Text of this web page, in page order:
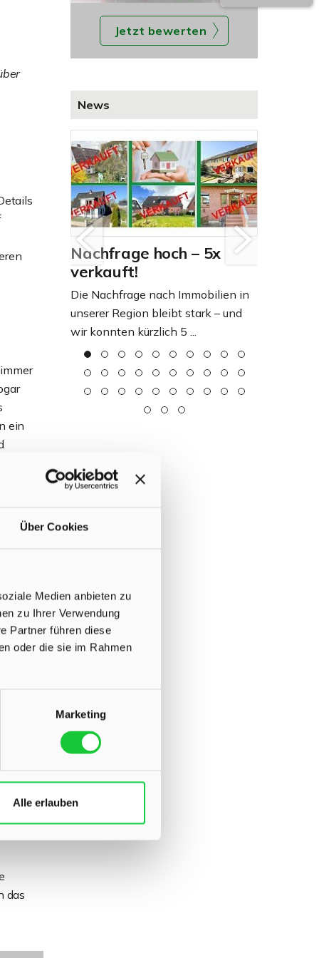
Über Cookies
Medien anbieten zu
zu Ihrer Verwendung
Partner führen diese
oder die sie im Rahmen
Marketing
Alle erlauben
ein
das
Jetzt bewerten
News
Nachfrage hoch – 5x
verkauft!
Die Nachfrage nach Immobilien in
unserer Region bleibt stark – und
wir konnten kürzlich 5 ...